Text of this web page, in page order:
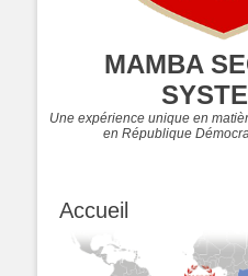
MAMBA
Une expérience unique en
en République
Accueil